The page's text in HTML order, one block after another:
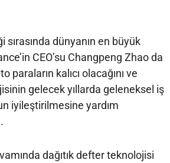
sırasında dünyanın en büyük
CEO’su Changpeng Zhao da
paraların kalıcı olacağını ve
gelecek yıllarda geleneksel iş
iyileştirilmesine yardım
dağıtık defter teknolojisi